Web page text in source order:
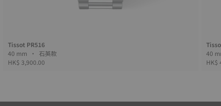
Tissot PR516
40 mm • 石英款
HK$ 3,900.00
HK$